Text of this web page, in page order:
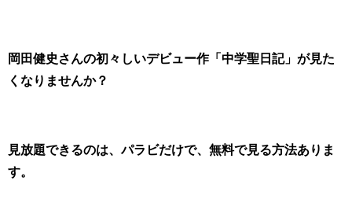
岡田健史さんの初々しいデビュー作「中学聖日記」が見た
くなりませんか？
見放題できるのは、パラビだけで、 無料で見る方法ありま
す。